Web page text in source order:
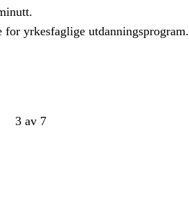
yrkesfaglige utdanningsprogram.
3 av 7